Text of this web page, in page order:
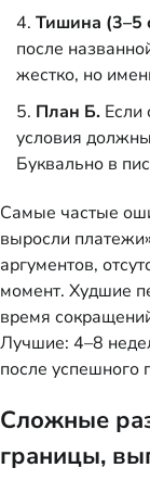
Тишина (3–5
после
жестко, но
План Б. Если
условия
Буквально в
Самые частые
выросли
аргументов,
момент. Худшие
время
Лучшие: 4–8
после успешного
Сложные
границы,